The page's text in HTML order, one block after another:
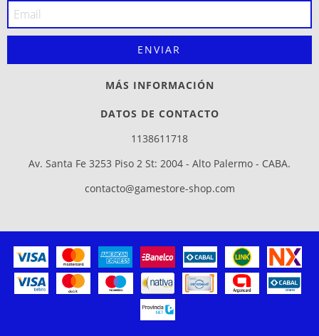
MÁS INFORMACIÓN
DATOS DE CONTACTO
1138611718
Av. Santa Fe 3253 Piso 2 St: 2004 - Alto Palermo - CABA.
contacto@gamestore-shop.com